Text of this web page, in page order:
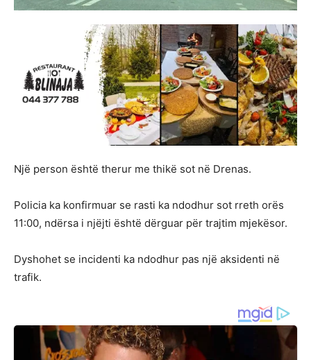
Një person është therur me thikë sot në Drenas.
Policia ka konfirmuar se rasti ka ndodhur sot rreth orës
11:00, ndërsa i njëjti është dërguar për trajtim mjekësor.
Dyshohet se incidenti ka ndodhur pas një aksidenti në
trafik.